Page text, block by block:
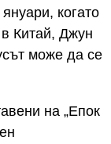
когато
Китай, Джун
може да се
на „Епок